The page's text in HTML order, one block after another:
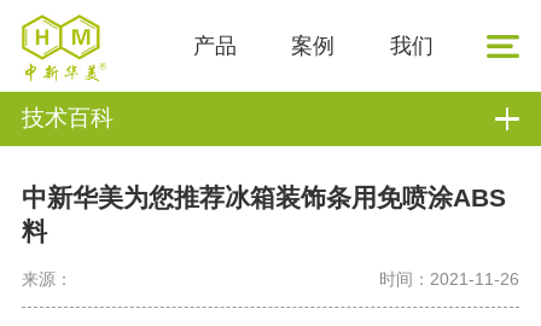
产品 案例 我们
技术百科
中新华美为您推荐冰箱装饰条用免喷涂ABS
料
来源： 时间：2021-11-26